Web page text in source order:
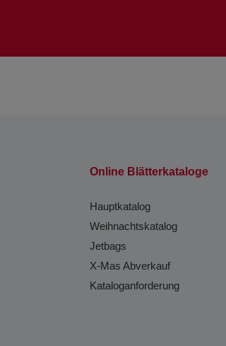
Online Blätterkataloge
Hauptkatalog
Weihnachtskatalog
Jetbags
X-Mas Abverkauf
Kataloganforderung